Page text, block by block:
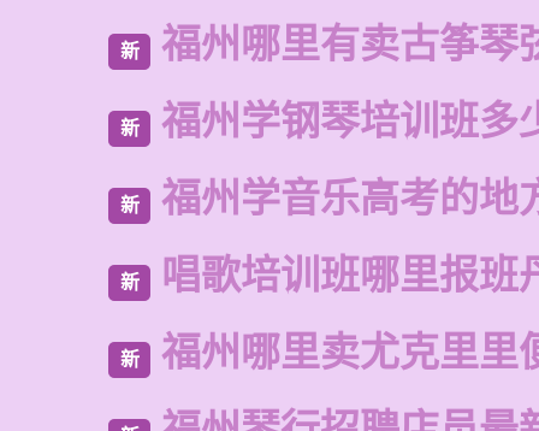
新 福州哪里有卖古筝琴
新 福州学钢琴培训班多
新 福州学音乐高考的地
新 唱歌培训班哪里报班
新 福州哪里卖尤克里里